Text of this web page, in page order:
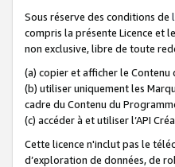
Sous réserve des conditions de
compris la présente Licence et
non exclusive, libre de toute
(a) copier et afficher le
(b) utiliser uniquement les
cadre du Contenu du
(c) accéder à et utiliser l’API
Cette licence n'inclut pas le
d’exploration de données, de